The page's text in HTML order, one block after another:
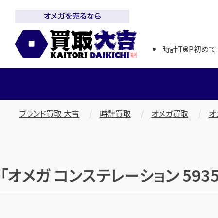
オメガを売るなら
時計TOP初め
ブランド買取 大吉 時計買取 オメガ買取
「オメガ コンステレーション